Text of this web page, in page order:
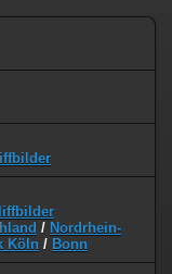
/ Nordrhein-
Köln / Bonn